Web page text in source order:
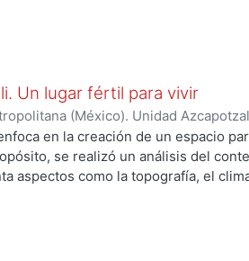
Un lugar fértil para vivir
(México). Unidad
,2023-06-30)Campa Cruz, Claudia
Jiménez, Marisol
en la creación de un espacio
se realizó un análisis del
aspectos como la topografía, el